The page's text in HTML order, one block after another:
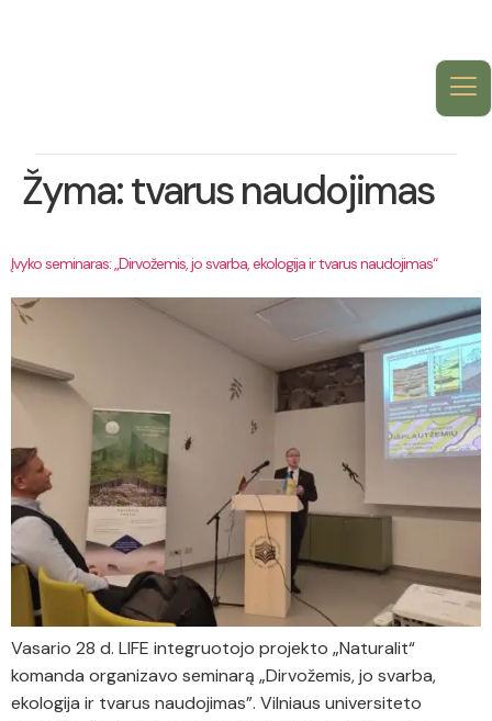
Žyma:tvarus naudojimas
Įvyko seminaras: „Dirvožemis, jo svarba, ekologija ir tvarus naudojimas“
Vasario 28 d. LIFE integruotojo projekto „Naturalit“
komanda organizavo seminarą „Dirvožemis, jo svarba,
ekologija ir tvarus naudojimas”. Vilniaus universiteto